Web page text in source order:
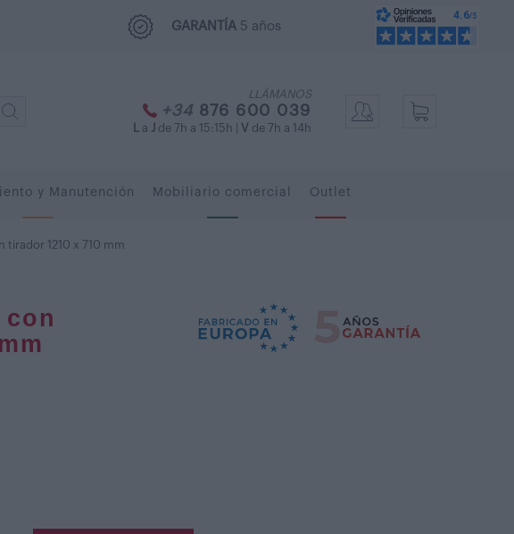
GARANTÍA 5 años
LLÁMANOS
+34 876 600 039
a J de 7h a 15:15h | V de 7h a 14h
y Manutención Mobiliario comercial Outlet
tirador 1210 x 710 mm